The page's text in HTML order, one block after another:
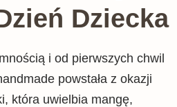
Dziecka
i od pierwszych chwil
powstała z okazji
która uwielbia mangę,